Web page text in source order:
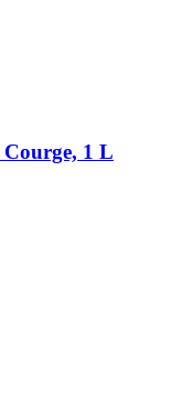
Courge, 1 L